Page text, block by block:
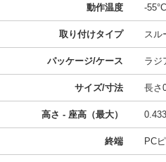
動作温度 -
取り付けタイプ スル
パッケージ/ケース ラジ
サイズ/寸法 長さ
高さ - 座高（最大）
終端 PC